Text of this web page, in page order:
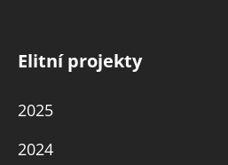
Elitní projekty
2025
2024